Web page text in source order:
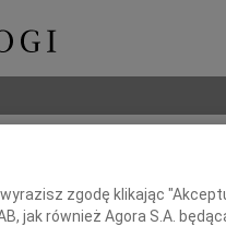
zgodę klikając
jak również Agora S.A.